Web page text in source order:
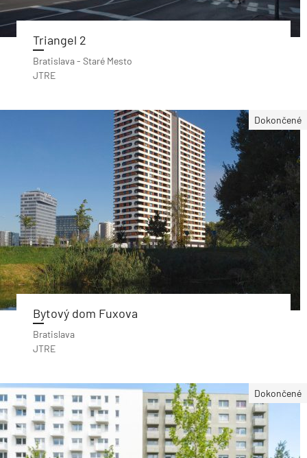
Triangel 2
Bratislava - Staré Mesto
JTRE
Dokončené
Bytový dom Fuxova
Bratislava
JTRE
Dokončené